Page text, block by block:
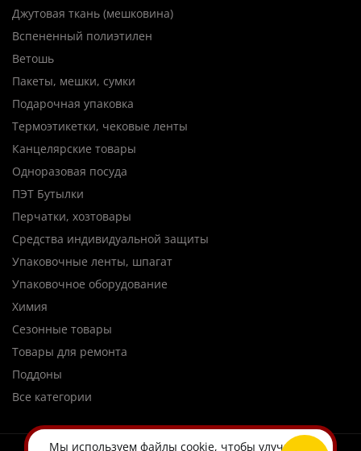
Джутовая ткань (мешковина)
Вспененный полиэтилен
Ветошь
Пакеты, мешки, сумки
Подарочная упаковка
Термоэтикетки, чековые ленты
Канцелярские товары
Одноразовая посуда
ПЭТ Бутылки
Перчатки, хозтовары
Средства индивидуальной защиты
Упаковочные ленты, шпагат
Упаковочное оборудование
Химия
Сезонные товары
Товары для ремонта
Поддоны
Все категории
Мы используем файлы cookie, чтобы улучшить